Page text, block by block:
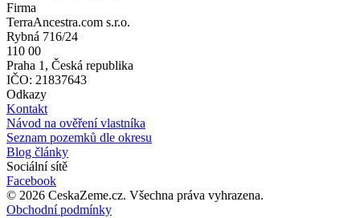
Firma
TerraAncestra.com s.r.o.
Rybná 716/24
110 00
Praha 1, Česká republika
IČO: 21837643
Odkazy
Kontakt
Návod na ověření vlastníka
Seznam pozemků dle okresu
Blog články
Sociální sítě
Facebook
© 2026 CeskaZeme.cz. Všechna práva vyhrazena.
Obchodní podmínky